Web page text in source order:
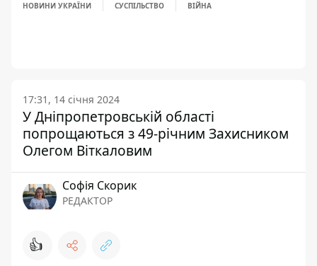
НОВИНИ УКРАЇНИ СУСПІЛЬСТВО ВІЙНА
17:31, 14 січня 2024
У Дніпропетровській області
попрощаються з 49-річним Захисником
Олегом Віткаловим
Софія Скорик
РЕДАКТОР
👍